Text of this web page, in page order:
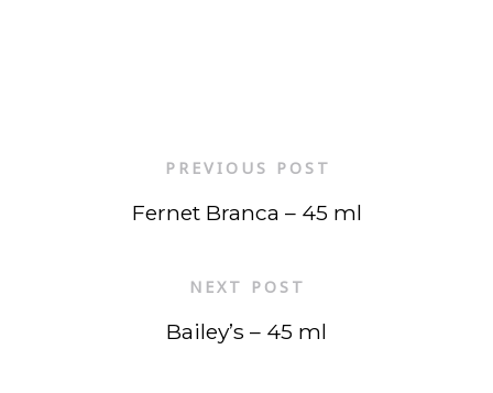
PREVIOUS POST
Fernet Branca – 45 ml
NEXT POST
Bailey’s – 45 ml